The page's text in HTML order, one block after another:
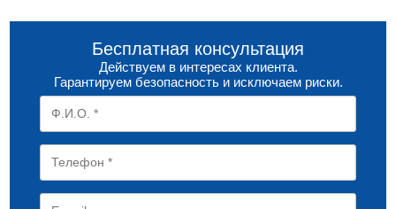
Бесплатная консультация
Действуем в интересах клиента.
Гарантируем безопасность и исключаем риски.